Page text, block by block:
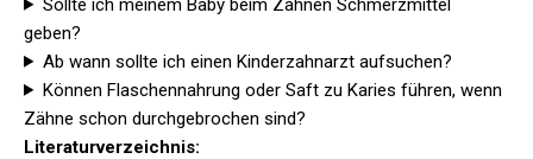
Sollte ich meinem Baby beim Zahnen Schmerzmittel
geben?
Ab wann sollte ich einen Kinderzahnarzt aufsuchen?
Können Flaschennahrung oder Saft zu Karies führen, wenn
Zähne schon durchgebrochen sind?
Literaturverzeichnis: